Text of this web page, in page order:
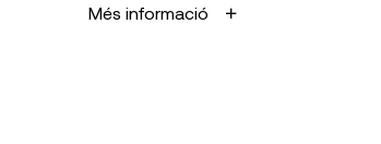
Més informació